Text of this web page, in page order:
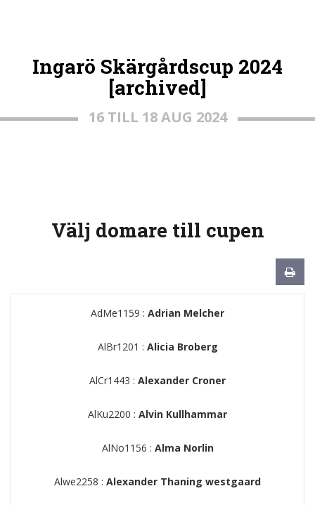
Ingarö Skärgårdscup 2024
[archived]
16 TILL 18 AUG 2024
Välj domare till cupen
AdMe1159 : Adrian Melcher
AlBr1201 : Alicia Broberg
AlCr1443 : Alexander Croner
AlKu2200 : Alvin Kullhammar
AlNo1156 : Alma Norlin
Alwe2258 : Alexander Thaning westgaard